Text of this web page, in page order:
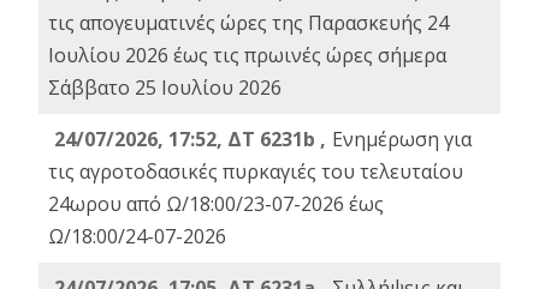
τις απογευματινές ώρες της Παρασκευής 24
Ιουλίου 2026 έως τις πρωινές ώρες σήμερα
Σάββατο 25 Ιουλίου 2026
24/07/2026, 17:52, ΔΤ 6231b , Ενημέρωση για
τις αγροτοδασικές πυρκαγιές του τελευταίου
24ωρου από Ω/18:00/23-07-2026 έως
Ω/18:00/24-07-2026